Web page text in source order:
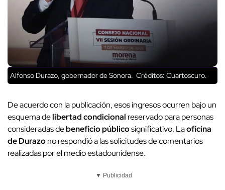
Alfonso Durazo, gobernador de Sonora. Créditos: Cuartoscuro.
De acuerdo con la publicación, esos ingresos ocurren bajo un
esquema delibertad condicional reservado para personas
consideradas debeneficio públicosignificativo. Laoficina
de Durazono respondió a las solicitudes de comentarios
realizadas por el medio estadounidense.
▼ Publicidad